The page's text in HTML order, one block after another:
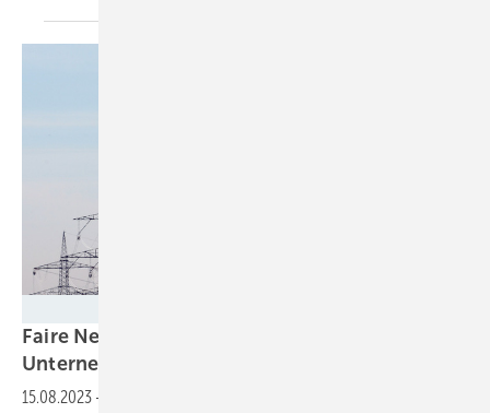
Faire Netzentgelt als Anreiz zur Ansiedlung von
Unternehmen
15.08.2023 -